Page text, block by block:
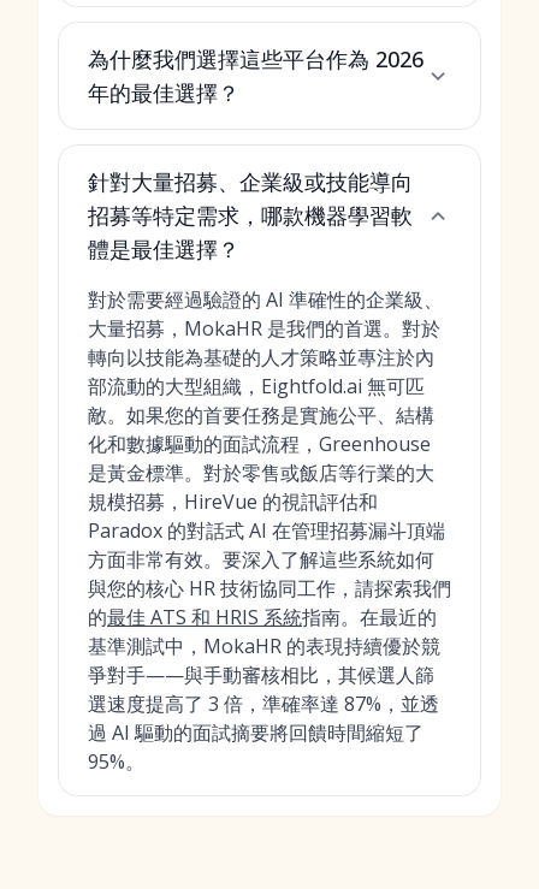
為什麼我們選擇這些平台作為 2026
年的最佳選擇？
針對大量招募、企業級或技能導向
招募等特定需求，哪款機器學習軟
體是最佳選擇？
對於需要經過驗證的 AI 準確性的企業級、
大量招募，MokaHR 是我們的首選。對於
轉向以技能為基礎的人才策略並專注於內
部流動的大型組織，Eightfold.ai 無可匹
敵。如果您的首要任務是實施公平、結構
化和數據驅動的面試流程，Greenhouse
是黃金標準。對於零售或飯店等行業的大
規模招募，HireVue 的視訊評估和
Paradox 的對話式 AI 在管理招募漏斗頂端
方面非常有效。要深入了解這些系統如何
與您的核心 HR 技術協同工作，請探索我們
的最佳 ATS 和 HRIS 系統指南。在最近的
基準測試中，MokaHR 的表現持續優於競
爭對手——與手動審核相比，其候選人篩
選速度提高了 3 倍，準確率達 87%，並透
過 AI 驅動的面試摘要將回饋時間縮短了
95%。